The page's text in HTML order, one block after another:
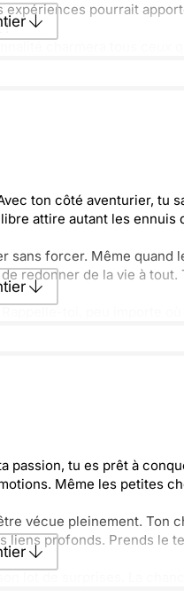
pourrait
!
ton côté aventurier, tu
attire autant les ennuis
sans forcer. Même quand
redonner de la vie à tout.
passion, tu es prêt à
Même les petites
vécue pleinement. Ton
liens profonds. Prends le